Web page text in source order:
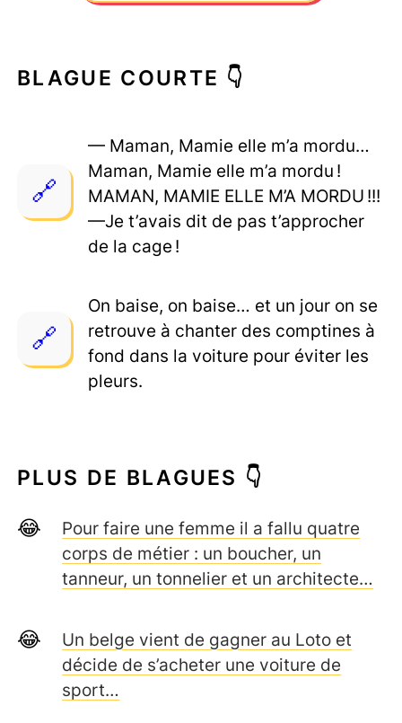
BLAGUE COURTE 👇
— Maman, Mamie elle m’a mordu…
Maman, Mamie elle m’a mordu !
MAMAN, MAMIE ELLE M’A MORDU !!!
—Je t’avais dit de pas t’approcher
de la cage !
On baise, on baise… et un jour on se
retrouve à chanter des comptines à
fond dans la voiture pour éviter les
pleurs.
PLUS DE BLAGUES 👇
Pour faire une femme il a fallu quatre
corps de métier : un boucher, un
tanneur, un tonnelier et un architecte…
Un belge vient de gagner au Loto et
décide de s’acheter une voiture de
sport…